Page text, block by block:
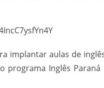
implantar aulas de
Inglês